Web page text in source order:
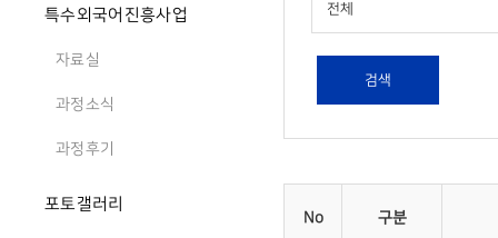
특수외국어진흥사업
자료실
과정소식
과정후기
포토갤러리
전체
검색
No 구분